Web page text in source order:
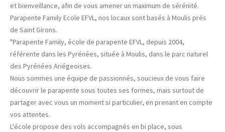
et bienveillance, afin de vous amener un maximum de sérénité.
Parapente Family Ecole EFVL, nos locaux sont basés à Moulis prés
de Saint Girons.
"Parapente Family, école de parapente EFVL, depuis 2004,
référente dans les Pyrénées, située à Moulis, dans le parc naturel
des Pyrénées Ariégeoises.
Nous sommes une équipe de passionnés, soucieux de vous faire
découvrir le parapente sous toutes ses formes, mais surtout de
partager avec vous un moment si particulier, en prenant en compte
vos attentes.
L'école propose des vols accompagnés en bi place, sous